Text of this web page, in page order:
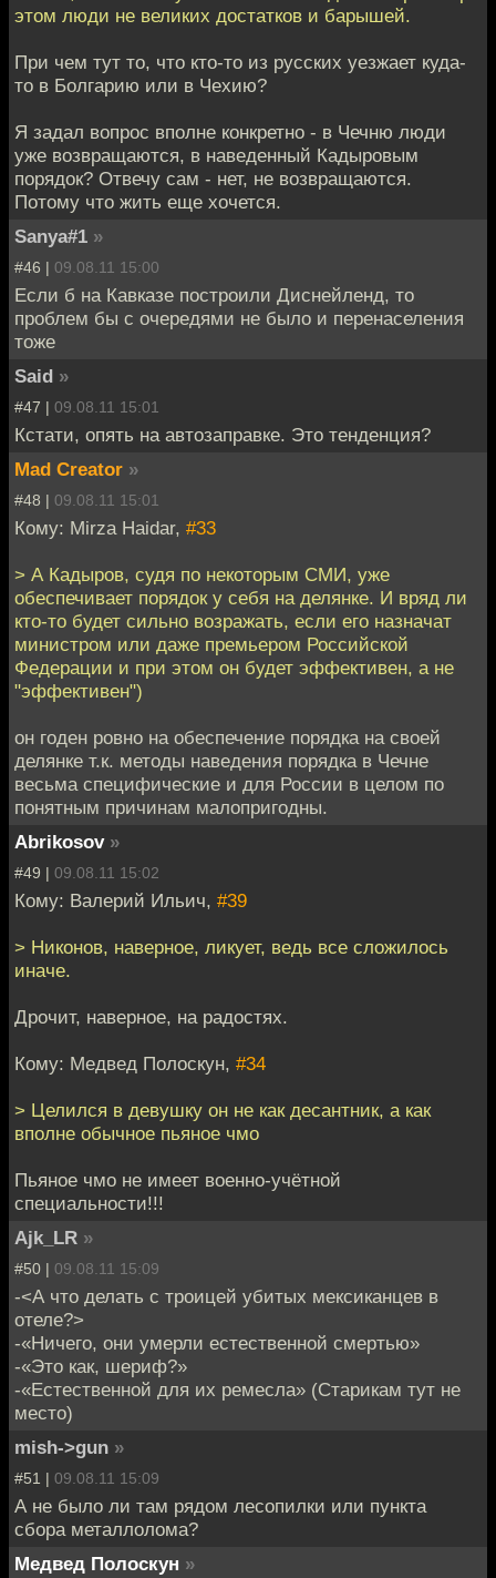
этом люди не великих достатков и барышей.
При чем тут то, что кто-то из русских уезжает куда-
то в Болгарию или в Чехию?
Я задал вопрос вполне конкретно - в Чечню люди
уже возвращаются, в наведенный Кадыровым
порядок? Отвечу сам - нет, не возвращаются.
Потому что жить еще хочется.
Sanya#1 »
#46 | 09.08.11 15:00
Если б на Кавказе построили Диснейленд, то
проблем бы с очередями не было и перенаселения
тоже
Said »
#47 | 09.08.11 15:01
Кстати, опять на автозаправке. Это тенденция?
Mad Creator »
#48 | 09.08.11 15:01
Кому: Mirza Haidar, #33
> А Кадыров, судя по некоторым СМИ, уже
обеспечивает порядок у себя на делянке. И вряд ли
кто-то будет сильно возражать, если его назначат
министром или даже премьером Российской
Федерации и при этом он будет эффективен, а не
"эффективен")
он годен ровно на обеспечение порядка на своей
делянке т.к. методы наведения порядка в Чечне
весьма специфические и для России в целом по
понятным причинам малопригодны.
Abrikosov »
#49 | 09.08.11 15:02
Кому: Валерий Ильич, #39
> Никонов, наверное, ликует, ведь все сложилось
иначе.
Дрочит, наверное, на радостях.
Кому: Медвед Полоскун, #34
> Целился в девушку он не как десантник, а как
вполне обычное пьяное чмо
Пьяное чмо не имеет военно-учётной
специальности!!!
Ajk_LR »
#50 | 09.08.11 15:09
-<А что делать с троицей убитых мексиканцев в
отеле?>
-«Ничего, они умерли естественной смертью»
-«Это как, шериф?»
-«Естественной для их ремесла» (Старикам тут не
место)
mish->gun »
#51 | 09.08.11 15:09
А не было ли там рядом лесопилки или пункта
сбора металлолома?
Медвед Полоскун »